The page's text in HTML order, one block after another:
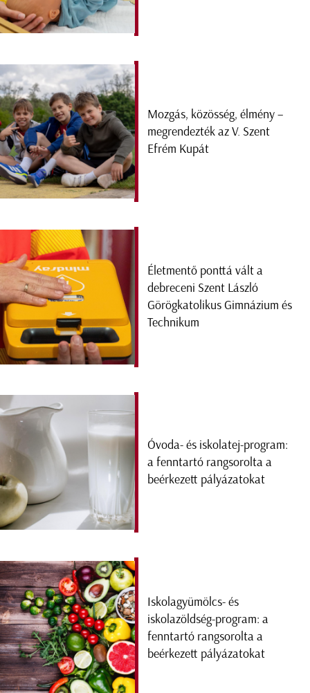
Mozgás, közösség, élmény –
megrendezték az V. Szent
Efrém Kupát
Életmentő ponttá vált a
debreceni Szent László
Görögkatolikus Gimnázium és
Technikum
Óvoda- és iskolatej-program:
a fenntartó rangsorolta a
beérkezett pályázatokat
Iskolagyümölcs- és
iskolazöldség-program: a
fenntartó rangsorolta a
beérkezett pályázatokat